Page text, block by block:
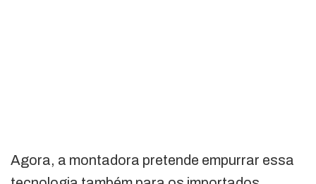
Agora, a montadora pretende empurrar essa